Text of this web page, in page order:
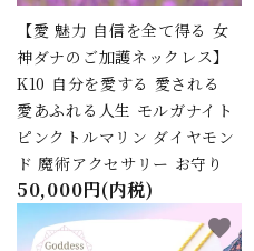
【愛 魅力 自信を全て得る 女
神ダナのご加護ネックレス】
K10 自分を愛する 愛される
愛あふれる人生 モルガナイト
ピンクトルマリン ダイヤモン
ド 魔術アクセサリー お守り
50,000円(内税)
favorite